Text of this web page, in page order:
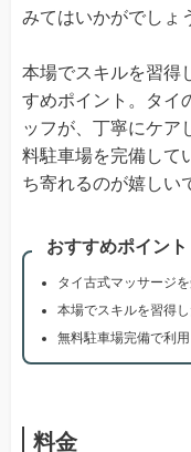
みてはいかがでしょ
本場でスキルを習得
すめポイント。タイ
ッフが、丁寧にケア
料駐車場を完備して
ち寄れるのが嬉しい
おすすめポイント
タイ古式マッサージ
本場でスキルを習得
無料駐車場完備で利
料金